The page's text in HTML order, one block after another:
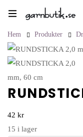
Hem Produkter
42 kr
15 i lager